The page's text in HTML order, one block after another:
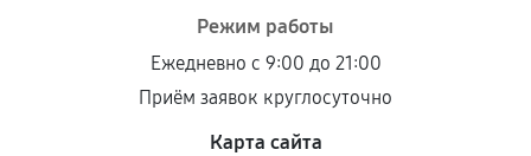
При этом гарантия на сами комплектующие
продавца. За качество сторонних деталей
сервисный центр ответственности не несет.
Режим работы
Ежедневно с 9:00 до 21:00
Приём заявок круглосуточно
Карта сайта